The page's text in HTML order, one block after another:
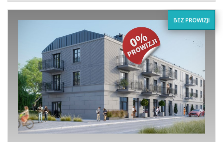
BEZ PROWIZJI